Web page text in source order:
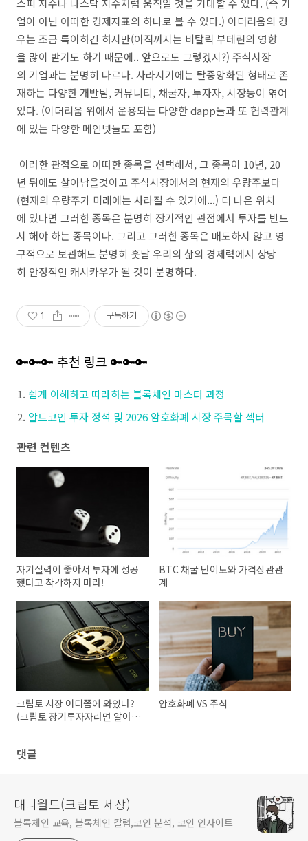
스피 지수나 나스닥 지수처럼 움직일 것을 기대할 수 있다. (즉 기
업이 아닌 어떠한 경제지표의 하나로 볼 수 있다.) 이더리움의 경
우는 조금 특이하긴 하지만(아직까지는 비탈릭 부테린의 영향
을 많이 받기도 하기 때문에.. 앞으로도 그렇겠지?) 주식시장
의 기업과는 분명히 다르다. 사라지기에는 탈중앙화된 형태로 존
재하는 다양한 개발팀, 커뮤니티, 채굴자, 투자자, 시장등이 엮여
있다. (이더리움 위에서 운용되는 다양한 dapp들과 또 협력관계
에 있는 다양한 메인넷들도 포함)
이러한 관점으로 어떠한 종목을 선택해서, 그 종목이 10년, 20
년 뒤에도 살아남을것이고 주식시장에서의 현재의 우량주보다
(현재의 우량주가 미래에는 사라질 수 있기에...) 더 나은 위치
에 있다면 그러한 종목은 분명히 장기적인 관점에서 투자를 반드
시 해야 하는 종목이다. 그리고 그러한 종목은 매도하지 않고 영
구적으로 보관해도 분명히 훗날 우리의 삶의 경제력에서 상당
히 안정적인 캐시카우가 될 것이 분명하다.
1 구독하기
🔑🔑🔑 추천 링크 🔑🔑🔑
쉽게 이해하고 따라하는 블록체인 마스터 과정
알트코인 투자 정석 및 2026 암호화폐 시장 주목할 섹터
관련 컨텐츠
자기실력이 좋아서 투자에 성공
했다고 착각하지 마라!
BTC 채굴 난이도와 가격상관관
계
크립토 시장 어디쯤에 와있나?
(크립토 장기투자자라면 알아야
암호화폐 VS 주식
댓글
대니월드(크립토 세상)
블록체인 교육, 블록체인 칼럼,코인 분석, 코인 인사이트